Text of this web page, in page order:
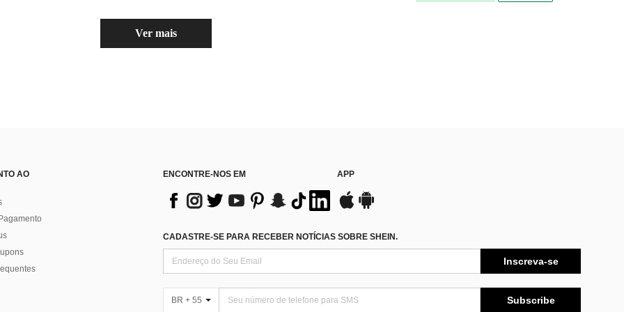
Ver mais
AO
ENCONTRE-NOS EM APP
CADASTRE-SE PARA RECEBER NOTÍCIAS SOBRE SHEIN.
Inscreva-se
BR + 55 Subscribe